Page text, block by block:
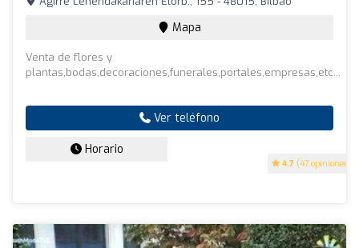
4.7 (47 opiniones)
Mapa
Venta de flores y
plantas,bodas,decoraciones,funerales,portales,empresas,etc...
Ver teléfono
Horario